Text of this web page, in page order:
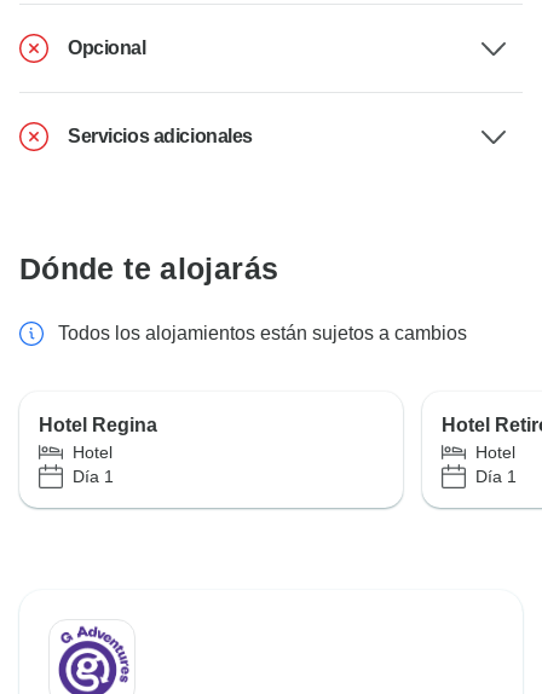
Opcional
Servicios adicionales
Dónde te alojarás
Todos los alojamientos están sujetos a cambios
Hotel Regina
Hotel
Día 1
Hotel
Hotel
Día 1